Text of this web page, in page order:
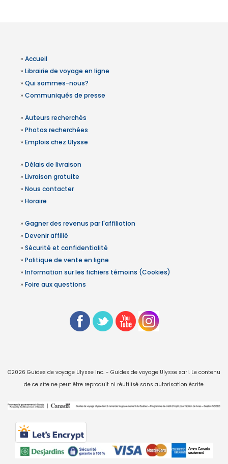
» Accueil
» Librairie de voyage en ligne
» Qui sommes-nous?
» Communiqués de presse
» Auteurs recherchés
» Photos recherchées
» Emplois chez Ulysse
» Délais de livraison
» Livraison gratuite
» Nous contacter
» Horaire
» Gagner des revenus par l'affiliation
» Devenir affilié
» Sécurité et confidentialité
» Politique de vente en ligne
» Information sur les fichiers témoins (Cookies)
» Foire aux questions
©2026 Guides de voyage Ulysse inc. - Guides de voyage Ulysse sarl. Le contenu
de ce site ne peut être reproduit ni réutilisé sans autorisation écrite.